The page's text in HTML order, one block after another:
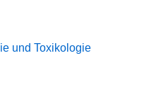
und Toxikologie